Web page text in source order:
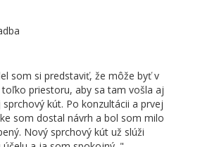
som si predstaviť, že môže byť v
priestoru, aby sa tam vošla aj
kút. Po konzultácii a prvej
som dostal návrh a bol som milo
Nový sprchový kút už slúži